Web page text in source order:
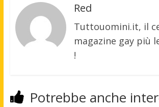
Red
Tuttouomini.it, il
magazine gay più
!
Potrebbe anche